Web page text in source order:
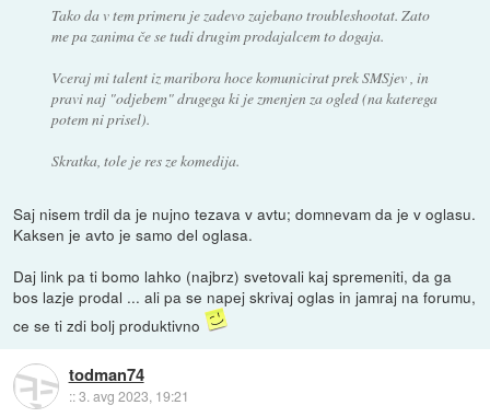
Tako da v tem primeru je zadevo zajebano troubleshootat. Zato
me pa zanima če se tudi drugim prodajalcem to dogaja.
Vceraj mi talent iz maribora hoce komunicirat prek SMSjev , in
pravi naj "odjebem" drugega ki je zmenjen za ogled (na katerega
potem ni prisel).
Skratka, tole je res ze komedija.
Saj nisem trdil da je nujno tezava v avtu; domnevam da je v oglasu.
Kaksen je avto je samo del oglasa.
Daj link pa ti bomo lahko (najbrz) svetovali kaj spremeniti, da ga
bos lazje prodal ... ali pa se napej skrivaj oglas in jamraj na forumu,
ce se ti zdi bolj produktivno
todman74
::3. avg 2023, 19:21